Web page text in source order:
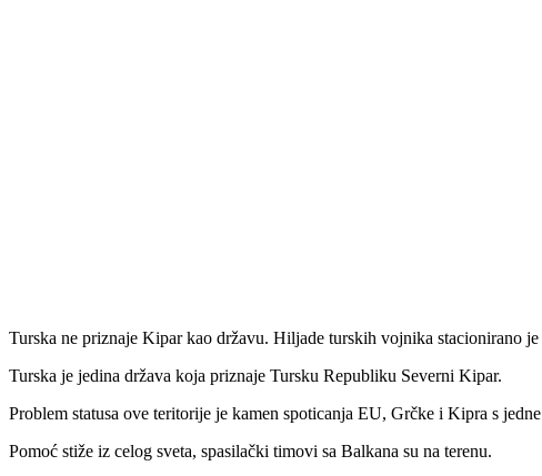
Turska ne priznaje Kipar kao državu. Hiljade turskih vojnika stacionirano
Turska je jedina država koja priznaje Tursku Republiku Severni Kipar.
Problem statusa ove teritorije je kamen spoticanja EU, Grčke i Kipra s
Pomoć stiže iz celog sveta, spasilački timovi sa Balkana su na terenu.